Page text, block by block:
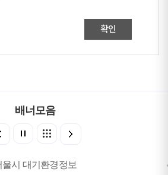
확인
배너모음
울시 대기환경정보